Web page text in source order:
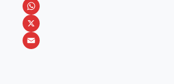
e
b
o
s
s
e
i
n
k
V
i
b
W
h
X